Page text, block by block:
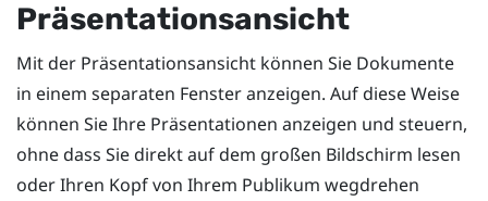
Präsentationsansicht
Mit der Präsentationsansicht können Sie Dokumente
in einem separaten Fenster anzeigen. Auf diese Weise
können Sie Ihre Präsentationen anzeigen und steuern,
ohne dass Sie direkt auf dem großen Bildschirm lesen
oder Ihren Kopf von Ihrem Publikum wegdrehen